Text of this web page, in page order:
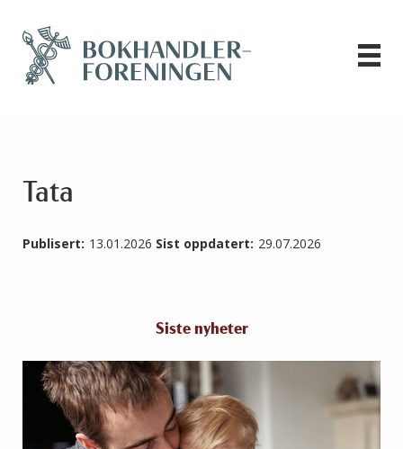
Tata
Publisert: 13.01.2026 Sist oppdatert: 29.07.2026
Siste nyheter